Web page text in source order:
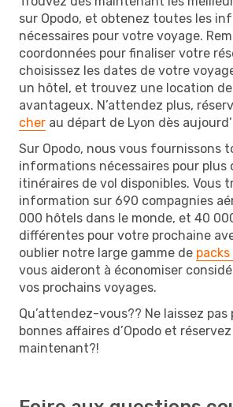
sur Opodo, et obtenez toutes les
nécessaires pour votre voyage.
coordonnées pour finaliser votre
choisissez les dates de votre
un hôtel, et trouvez une location
avantageux. N’attendez plus,
cher au départ de Lyon dès
Sur Opodo, nous vous fournissons
informations nécessaires pour plus
itinéraires de vol disponibles. Vous
information sur 690 compagnies
000 hôtels dans le monde, et 40
différentes pour votre prochaine
oublier notre large gamme de
vous aideront à économiser
vos prochains voyages.
Qu’attendez-vous?? Ne laissez pas
bonnes affaires d’Opodo et
maintenant?!